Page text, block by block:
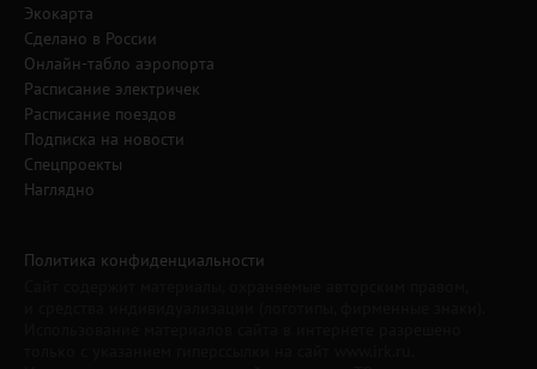
Экокарта
Сделано в России
Онлайн-табло аэропорта
Расписание электричек
Расписание поездов
Подписка на новости
Спецпроекты
Наглядно
Политика конфиденциальности